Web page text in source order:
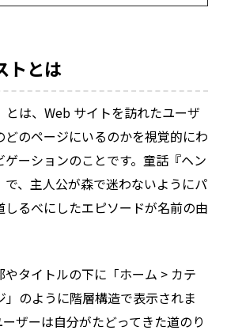
トとは
とは、Web サイトを訪れたユーザ
のページにいるのかを視覚的にわ
ーションのことです。童話『ヘン
、主人公が森で迷わないようにパ
しるべにしたエピソードが名前の由
タイトルの下に「ホーム > カテ
」のように階層構造で表示されま
ザーは自分がたどってきた道のり